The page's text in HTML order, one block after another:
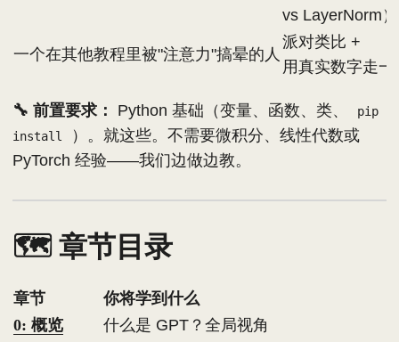
vs LayerNorm）
一个在其他教程里被"注意力"搞晕的人
派对类比 +
用真实数字走
🔧 前置要求： Python 基础（变量、函数、类、
pip
install
）。就这些。不需要微积分、线性代数或
PyTorch 经验——我们边做边教。
🗺️ 章节目录
章节
你将学到什么
0: 概览
什么是 GPT？全局视角